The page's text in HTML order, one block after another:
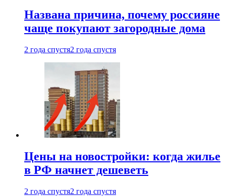
Названа причина, почему россияне
чаще покупают загородные дома
2 года спустя2 года спустя
Цены на новостройки: когда жилье
в РФ начнет дешеветь
2 года спустя2 года спустя